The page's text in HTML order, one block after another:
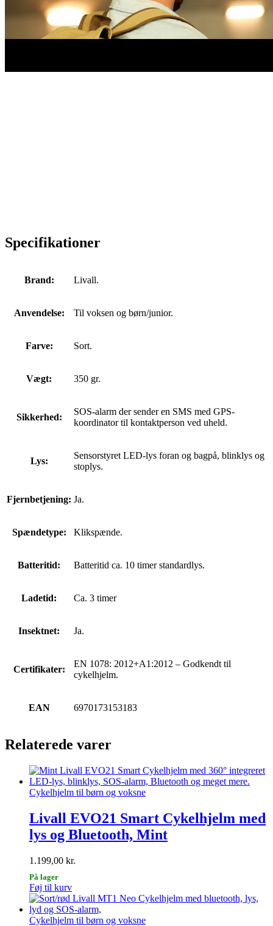
Specifikationer
Brand: Livall.
Anvendelse: Til voksen og børn/junior.
Farve: Sort.
Vægt: 350 gr.
Sikkerhed:
SOS-alarm der sender en SMS med GPS-
koordinator til kontaktperson ved uheld.
Lys:
Sensorstyret LED-lys foran og bagpå, blinklys og
stoplys.
Fjernbetjening: Ja.
Spændetype: Klikspænde.
Batteritid: Batteritid ca. 10 timer standardlys.
Ladetid: Ca. 3 timer
Insektnet: Ja.
Certifikater:
EN 1078: 2012+A1:2012 – Godkendt til
cykelhjelm.
EAN 6970173153183
Relaterede varer
Cykelhjelm til børn og voksne
Livall EVO21 Smart Cykelhjelm med
lys og Bluetooth, Mint
1.199,00 kr.
På lager
Føj til kurvDette
vare
har
flere
Cykelhjelm til børn og voksne